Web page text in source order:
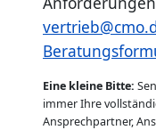
Eine kleine Bitte:
immer Ihre
Ansprechpartner,